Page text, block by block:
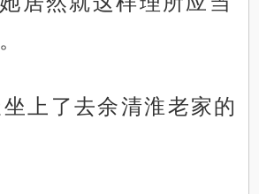
上了去余清淮老家的